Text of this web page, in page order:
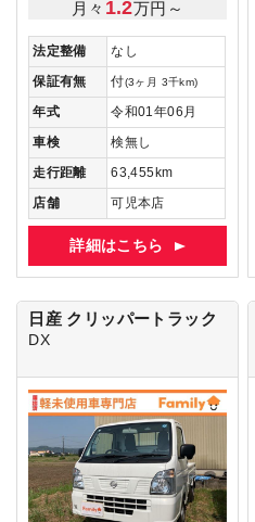
月々 1.2万円～
法定整備
なし
保証有無
付(3ヶ月 3千km)
年式
令和01年06月
車検
検無し
走行距離
63,455km
店舗
可児本店
詳細はこちら
日産 クリッパートラック
DX